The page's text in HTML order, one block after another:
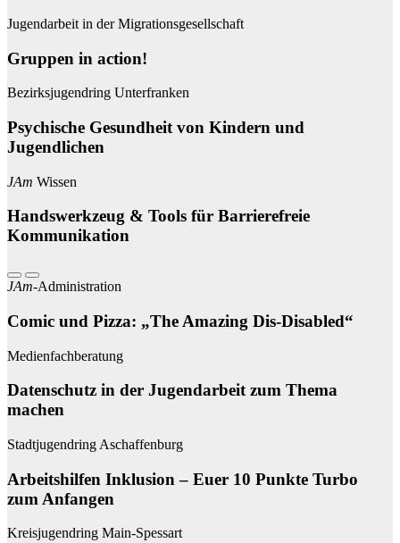
Jugendarbeit in der Migrationsgesellschaft
Gruppen in action!
Bezirksjugendring Unterfranken
Psychische Gesundheit von Kindern und
Jugendlichen
JAm Wissen
Handswerkzeug & Tools für Barrierefreie
Kommunikation
Vorheriger Slide
Nächster Slide
JAm-Administration
Comic und Pizza: „The Amazing Dis-Disabled“
Medienfachberatung
Datenschutz in der Jugendarbeit zum Thema
machen
Stadtjugendring Aschaffenburg
Arbeitshilfen Inklusion – Euer 10 Punkte Turbo
zum Anfangen
Kreisjugendring Main-Spessart